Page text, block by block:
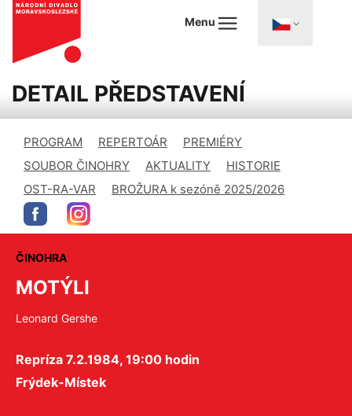
Menu
DETAIL PŘEDSTAVENÍ
PROGRAM REPERTOÁR
PREMIÉRY
SOUBOR ČINOHRY
AKTUALITY
HISTORIE
OST-RA-VAR
BROŽURA k sezóně 2025/2026
ČINOHRA
MOTÝLI
Leonard Gershe
Repríza 7.2.1984, 19:00 hodin
Frýdek-Místek